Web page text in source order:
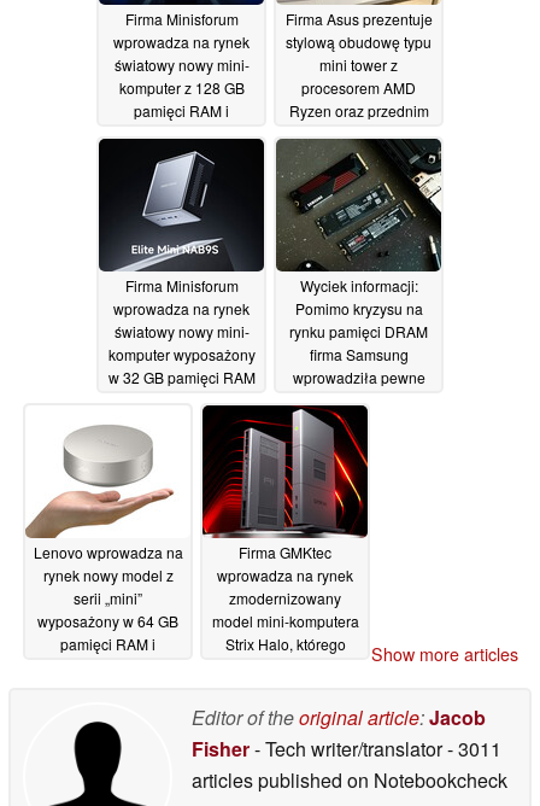
Firma Minisforum
wprowadza na rynek
światowy nowy mini-
komputer z 128 GB
pamięci RAM i
Panther Lake09/07/2026
Firma Asus prezentuje
stylową obudowę typu
mini tower z
procesorem AMD
Ryzen oraz przednim
drewna lub tkaniny
08/07/2026
Firma Minisforum
wprowadza na rynek
światowy nowy mini-
komputer wyposażony
w 32 GB pamięci RAM
Ethernet
07/07/2026
Wyciek informacji:
Pomimo kryzysu na
rynku pamięci DRAM
firma Samsung
wprowadziła pewne
SSD 990, aby obniżyć
cenę06/07/2026
Lenovo wprowadza na
rynek nowy model z
serii „mini”
wyposażony w 64 GB
pamięci RAM i
Firma GMKtec
wprowadza na rynek
zmodernizowany
model mini-komputera
Strix Halo, którego
Show more articles
Editor of theoriginal article:Jacob
Fisher- Tech writer/translator- 3011
articles published on Notebookcheck